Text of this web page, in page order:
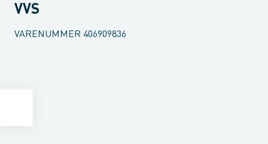
VVS
VARENUMMER 406909836